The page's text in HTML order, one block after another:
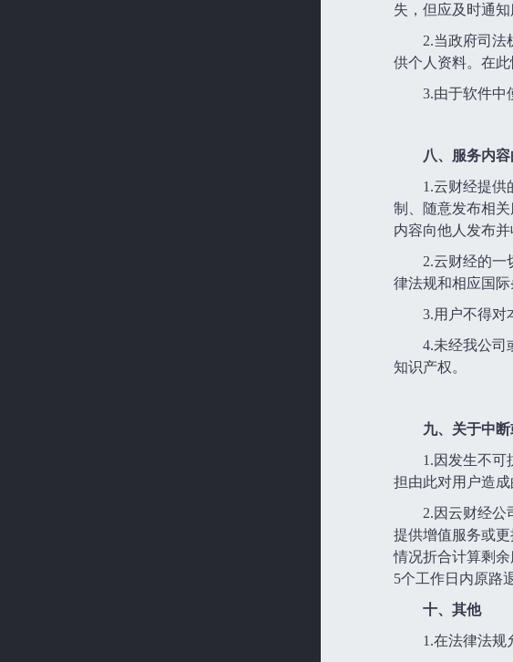
失，但应及时通
2.当政府司法
供个人资料。在此
3.由于软件中
八、服务内
1.云财经提供
制、随意发布相
内容向他人发布
2.云财经的一
律法规和相应国际
3.用户不得对
4.未经我公司
知识产权。
九、关于中
1.因发生不可
担由此对用户造
2.因云财经公
提供增值服务或
情况折合计算剩
5个工作日内原路
十、其他
1.在法律法规